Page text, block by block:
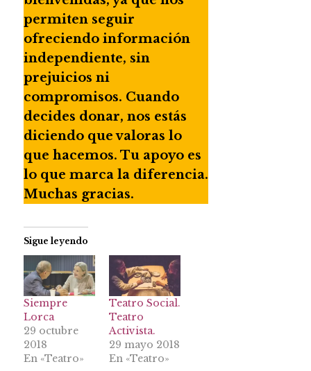
permiten seguir
ofreciendo información
independiente, sin
prejuicios ni
compromisos. Cuando
decides donar, nos estás
diciendo que valoras lo
que hacemos. Tu apoyo es
lo que marca la diferencia.
Muchas gracias.
Sigue leyendo
Siempre
Lorca
29 octubre
2018
En «Teatro»
Teatro Social.
Teatro
Activista.
29 mayo 2018
En «Teatro»